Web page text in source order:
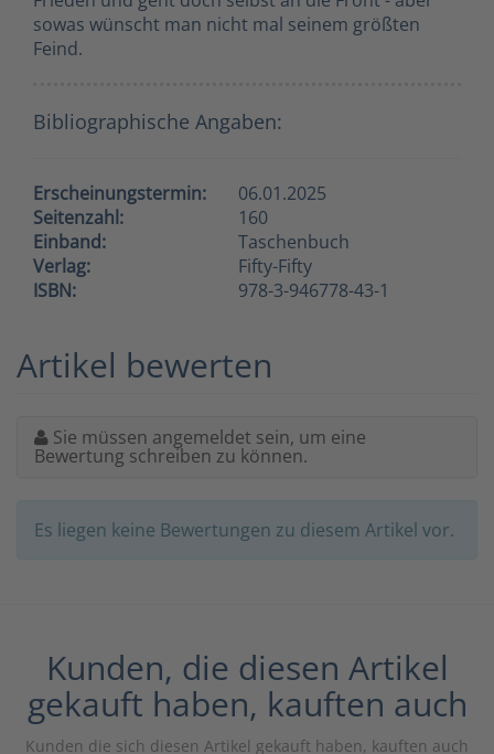
sowas wünscht man nicht mal seinem größten
Feind.
Bibliographische Angaben:
Erscheinungstermin:
06.01.2025
Seitenzahl:
160
Einband:
Taschenbuch
Verlag:
Fifty-Fifty
ISBN:
978-3-946778-43-1
Artikel bewerten
Sie müssen angemeldet sein, um eine
Bewertung schreiben zu können.
Es liegen keine Bewertungen zu diesem Artikel vor.
Kunden, die diesen Artikel
gekauft haben, kauften auch
Kunden die sich diesen Artikel gekauft haben, kauften auch